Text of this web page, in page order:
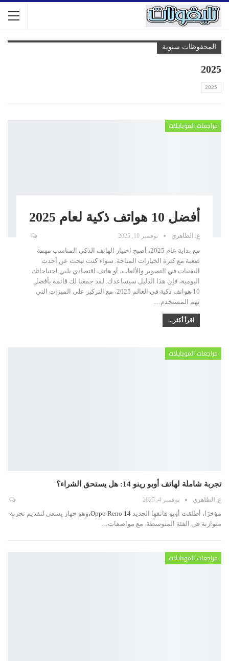
المحفوظات سنوية
2025
2025
مراجعات الموبايلات
أفضل 10 هواتف ذكية لعام 2025
ع. الطاهري نوفمبر 10, 2025
مع بداية عام 2025، أصبح اختيار الهاتف الذكي المناسب مهمة
صعبة مع كثرة الخيارات المتاحة. سواء كنت تبحث عن أحدث
التقنيات في التصوير والألعاب، أو هاتف اقتصادي يلبي احتياجاتك
اليومية، فإن هذا الدليل سيساعدك. لقد جمعنا لك قائمة بأفضل
10 هواتف ذكية في العالم 2025، مع التركيز على الميزات التي
تهم المستخدم
اقرأ أكثر...
مراجعات الموبايلات
تجربة شاملة لهاتف أوبو رينو 14: هل يستحق الشراء؟
ع. الطاهري نوفمبر 4, 2025
مؤخرًا، أطلقت أوبو هاتفها الجديد Oppo Reno 14، وهو جهاز يسعى لتقديم تجربة
متوازنة في الفئة المتوسطة. مع مواصفات…
مراجعات الموبايلات